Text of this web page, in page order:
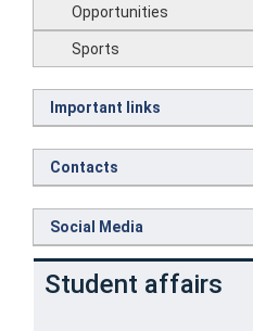
Opportunities
Sports
Important links
Contacts
Social Media
Student affairs